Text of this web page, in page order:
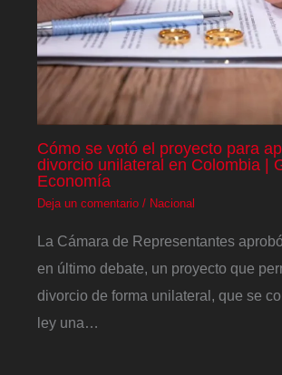
Cómo se votó el proyecto para
divorcio unilateral en Colombia |
Economía
Deja un comentario / Nacional
La Cámara de Representantes
en último debate, un proyecto que
divorcio de forma unilateral, que se
ley una…